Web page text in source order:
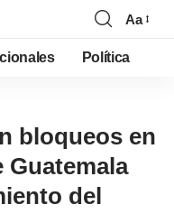
Aa
Política
bloqueos en
del